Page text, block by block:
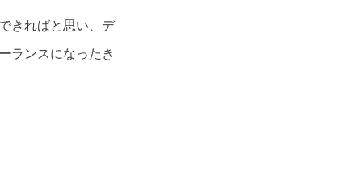
きればと思い、デ
ランスになったき